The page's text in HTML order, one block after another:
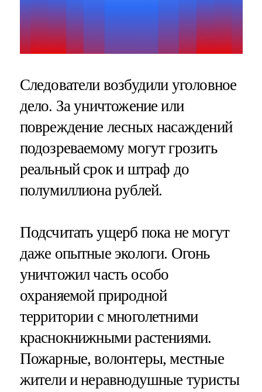
Следователи возбудили уголовное
дело. За уничтожение или
повреждение лесных насаждений
подозреваемому могут грозить
реальный срок и штраф до
полумиллиона рублей.
Подсчитать ущерб пока не могут
даже опытные экологи. Огонь
уничтожил часть особо
охраняемой природной
территории с многолетними
краснокнижными растениями.
Пожарные, волонтеры, местные
жители и неравнодушные туристы